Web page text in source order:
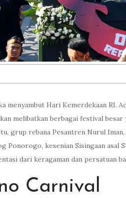
menyambut Hari Kemerdekaan
melibatkan berbagai festival
grup rebana Pesantren Nurul
Ponorogo, kesenian Sisingaan
dari keragaman dan persatuan
Carnival